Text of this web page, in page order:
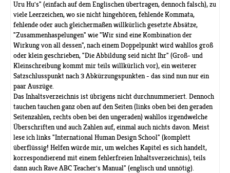
Uru Hu's" (einfach auf dem Englischen übertragen, dennoch falsch), zu
viele Leerzeichen, wo sie nicht hingehören, fehlende Kommata,
fehlende oder auch gleichermaßen willkürlich gesetzte Absätze,
"Zusammenhaspelungen" wie "Wir sind eine Kombination der
Wirkung von all dessen", nach einem Doppelpunkt wird wahllos groß
oder klein geschrieben, "Die Abbildung seid nicht Ihr" (Groß- und
Kleinschreibung kommt mir teils willkürlich vor), ein weiterer
Satzschlusspunkt nach 3 Abkürzungspunkten - das sind nun nur ein
paar Auszüge.
Das Inhaltsverzeichnis ist übrigens nicht durchnummeriert. Dennoch
tauchen tauchen ganz oben auf den Seiten (links oben bei den geraden
Seitenzahlen, rechts oben bei den ungeraden) wahllos irgendwelche
Überschriften und auch Zahlen auf, einmal auch nichts davon. Meist
lese ich links "International Human Design School" (komplett
überflüssig! Helfen würde mir, um welches Kapitel es sich handelt,
korrespondierend mit einem fehlerfreien Inhaltsverzeichnis), teils
dann auch Rave ABC Teacher's Manual" (englisch und unnötig).